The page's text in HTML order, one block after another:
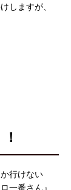
しますが、
行けない
一番さん』